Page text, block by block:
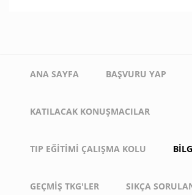
Main
ANA SAYFA BAŞVURU YAP
KATILACAK KONUŞMACILAR
TIP EĞITIMI ÇALIŞMA KOLU
GEÇMIŞ TKG'LER SIKÇA